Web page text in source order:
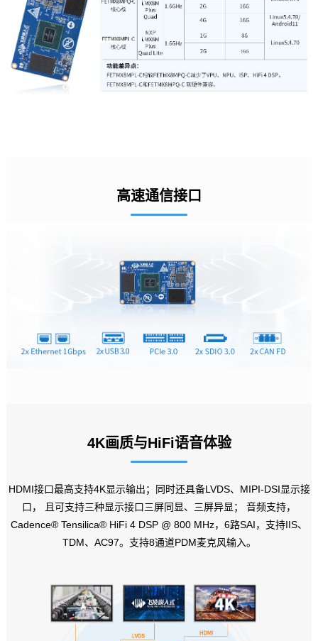
高速通信接口
4K画质与HiFi语音体验
HDMI接口最高支持4K显示输出；同时还具备LVDS、MIPI-DSI显示接
口， 且可支持三种显示接口三屏同显、三屏异显； 音频支持，
Cadence® Tensilica® HiFi 4 DSP @ 800 MHz，6路SAI，支持IIS、
TDM、AC97。支持8通道PDM麦克风输入。